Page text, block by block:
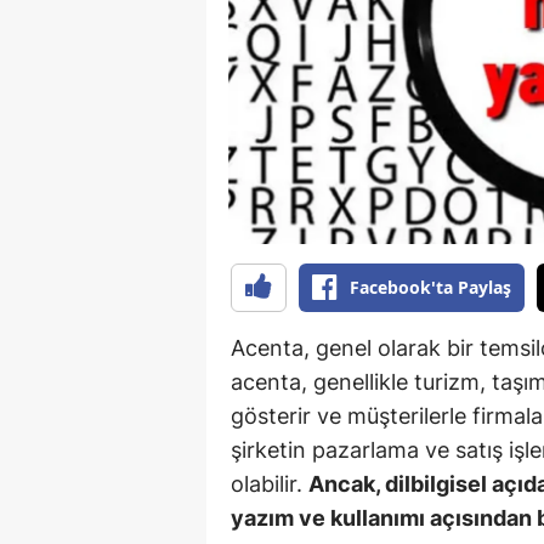
Facebook'ta Paylaş
Acenta, genel olarak bir
acenta, genellikle turizm,
gösterir ve müşterilerle
şirketin pazarlama ve satış
olabilir. Ancak, dilbilgisel
yazım ve kullanımı